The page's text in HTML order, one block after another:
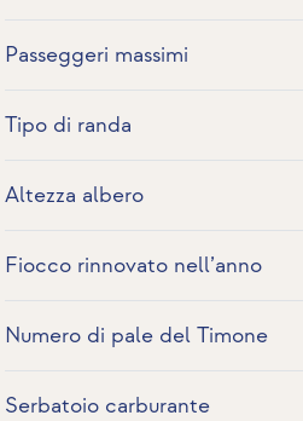
Passeggeri massimi
Tipo di randa
Altezza albero
Fiocco rinnovato nell’anno
Numero di pale del Timone
Serbatoio carburante